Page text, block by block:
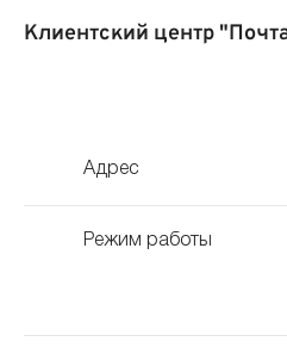
Клиентский центр
Адрес
Режим работы